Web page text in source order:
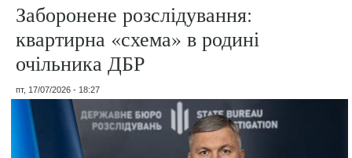
Заборонене розслідування:
квартирна «схема» в родині
очільника ДБР
пт, 17/07/2026 - 18:27